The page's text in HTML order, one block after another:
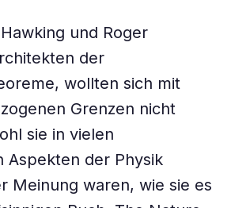
und Roger
der
wollten sich mit
Grenzen nicht
sie in vielen
Aspekten der Physik
Meinung waren, wie sie es